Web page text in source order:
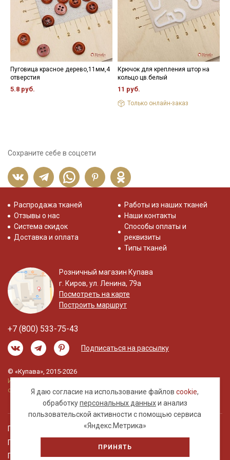
Пуговица красное дерево,11мм,4
отверстия
5.8 руб.
Крючок для крепления штор на
кольцо цв.белый
11 руб.
Только онлайн-заказ
Сохраните себе в соцсети
Я даю согласие на использование файловcookie,
обработкуперсональных данныхи анализ
пользовательской активности с помощью сервиса
«Яндекс.Метрика»
ПРИНЯТЬ
Распродажа тканей
Отзывы о нас
Система скидок
Доставка и оплата
Работы из наших тканей
Наши контакты
Способы оплаты и
реквизиты
Типы тканей
Розничный магазин Купава
г. Киров, ул. Ленина, 79а
Посмотреть на карте
Построить маршрут
+7 (800) 533-75-43
Подписаться на рассылку
© «Купава», 2015-2026
Информация на сайте не является публичной
офертой.
Правовая информация
Политика обработки персональных данных
Пользовательское соглашение